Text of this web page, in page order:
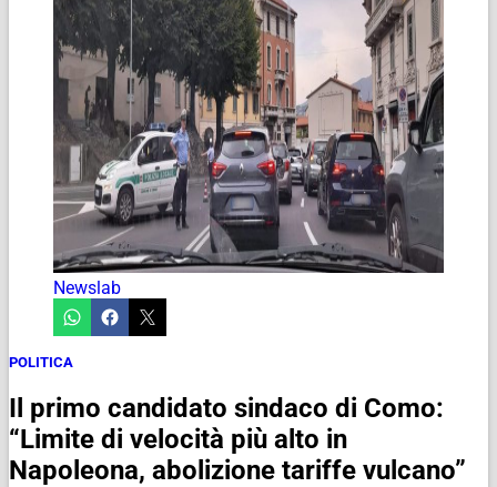
Newslab
POLITICA
Il primo candidato sindaco di Como:
“Limite di velocità più alto in
Napoleona, abolizione tariffe vulcano”